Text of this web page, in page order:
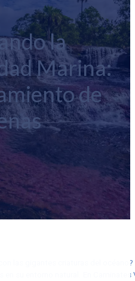
la
Marina:
de
las gigantes criaturas del
en su entorno natural. En